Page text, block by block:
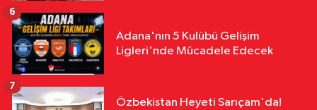
Adana'nın 5 Kulübü Gelişim
Ligleri'nde Mücadele Edecek
6
Özbekistan Heyeti Sarıçam'da!
7